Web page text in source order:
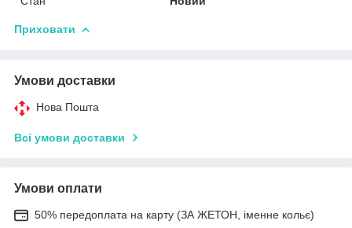
Приховати
Умови доставки
Нова Пошта
Всі умови доставки
Умови оплати
50% передоплата на карту (ЗА ЖЕТОН, іменне кольє)